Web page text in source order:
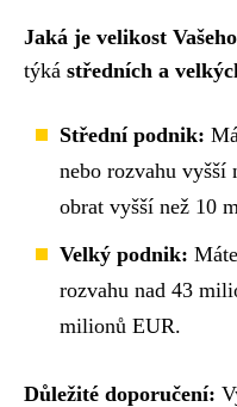
Jaká je velikost
týká středních a
Střední podnik:
nebo rozvahu vyšší
obrat vyšší než 10
Velký podnik:
rozvahu nad 43
milionů EUR.
Důležité doporučení: